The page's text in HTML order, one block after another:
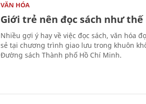
VĂN HÓA
Giới trẻ nên đọc sách như thế
Nhiều gợi ý hay về việc đọc sách, văn hóa
sẻ tại chương trình giao lưu trong khuôn
Đường sách Thành phố Hồ Chí Minh.